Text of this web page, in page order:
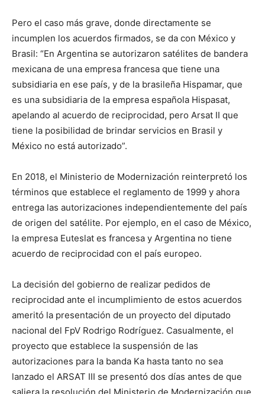
Pero el caso más grave, donde directamente se
incumplen los acuerdos firmados, se da con México y
Brasil: “En Argentina se autorizaron satélites de bandera
mexicana de una empresa francesa que tiene una
subsidiaria en ese país, y de la brasileña Hispamar, que
es una subsidiaria de la empresa española Hispasat,
apelando al acuerdo de reciprocidad, pero Arsat II que
tiene la posibilidad de brindar servicios en Brasil y
México no está autorizado”.
En 2018, el Ministerio de Modernización reinterpretó los
términos que establece el reglamento de 1999 y ahora
entrega las autorizaciones independientemente del país
de origen del satélite. Por ejemplo, en el caso de México,
la empresa Euteslat es francesa y Argentina no tiene
acuerdo de reciprocidad con el país europeo.
La decisión del gobierno de realizar pedidos de
reciprocidad ante el incumplimiento de estos acuerdos
ameritó la presentación de un proyecto del diputado
nacional del FpV Rodrigo Rodríguez. Casualmente, el
proyecto que establece la suspensión de las
autorizaciones para la banda Ka hasta tanto no sea
lanzado el ARSAT III se presentó dos días antes de que